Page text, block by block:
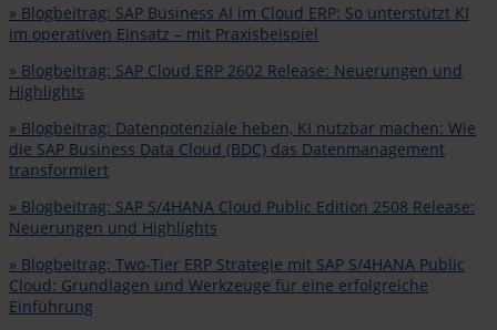
» Blogbeitrag: SAP Business AI im Cloud ERP: So unterstützt KI
im operativen Einsatz – mit Praxisbeispiel
» Blogbeitrag: SAP Cloud ERP 2602 Release: Neuerungen und
Highlights
» Blogbeitrag: Datenpotenziale heben, KI nutzbar machen: Wie
die SAP Business Data Cloud (BDC) das Datenmanagement
transformiert
» Blogbeitrag: SAP S/4HANA Cloud Public Edition 2508 Release:
Neuerungen und Highlights
» Blogbeitrag: Two-Tier ERP Strategie mit SAP S/4HANA Public
Cloud: Grundlagen und Werkzeuge für eine erfolgreiche
Einführung